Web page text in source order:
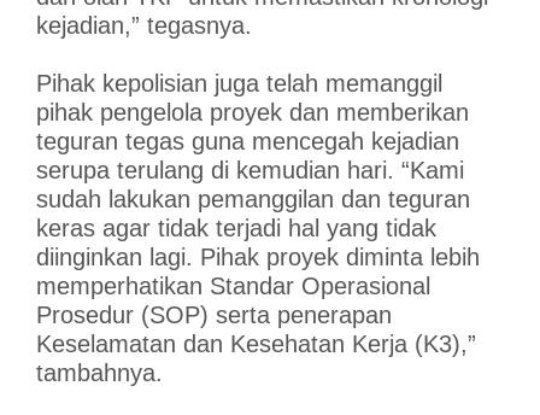
kejadian,” tegasnya.
Pihak kepolisian juga telah memanggil
pihak pengelola proyek dan memberikan
teguran tegas guna mencegah kejadian
serupa terulang di kemudian hari. “Kami
sudah lakukan pemanggilan dan teguran
keras agar tidak terjadi hal yang tidak
diinginkan lagi. Pihak proyek diminta lebih
memperhatikan Standar Operasional
Prosedur (SOP) serta penerapan
Keselamatan dan Kesehatan Kerja (K3),”
tambahnya.